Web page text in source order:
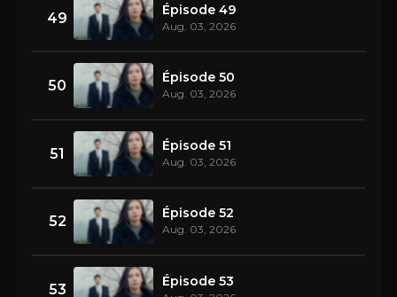
49 Épisode 49
Aug. 03, 2026
50 Épisode 50
Aug. 03, 2026
51 Épisode 51
Aug. 03, 2026
52 Épisode 52
Aug. 03, 2026
53 Épisode 53